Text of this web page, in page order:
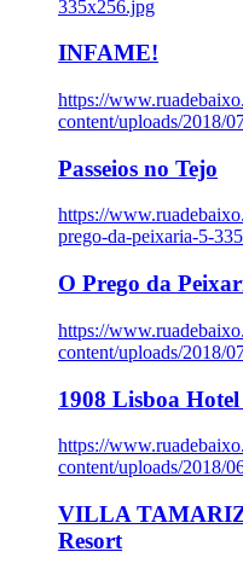
335x256.jpg
INFAME!
https://
content/uploads/2018/
Passeios no Tejo
https://
prego-da-peixaria-5-
O Prego da
https://
content/uploads/2018/
1908 Lisboa
https://
content/uploads/2018/
VILLA
Resort